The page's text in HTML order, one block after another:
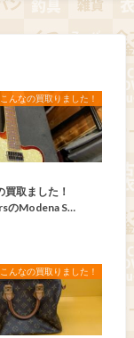
こんなの買取りました！
取ました！
のModena S…
こんなの買取りました！